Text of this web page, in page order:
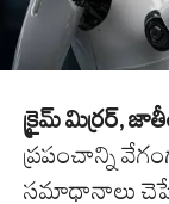
క్రైమ్ మిర్రర్,
ప్రపంచాన్ని
సమాధానాలు చెప్పే